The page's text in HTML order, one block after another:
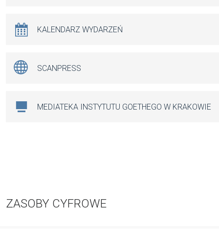
KALENDARZ WYDARZEŃ
SCANPRESS
MEDIATEKA INSTYTUTU GOETHEGO W KRAKOWIE
ZASOBY CYFROWE